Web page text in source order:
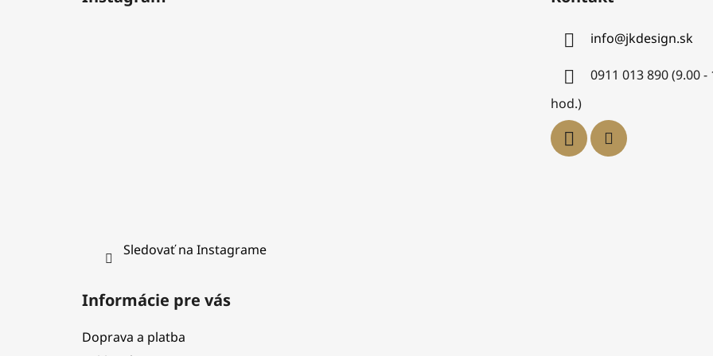
Sledovať na Instagrame
info@jkdesign.sk
0911 013 890 (9.00 -
hod.)
Informácie pre vás
Doprava a platba